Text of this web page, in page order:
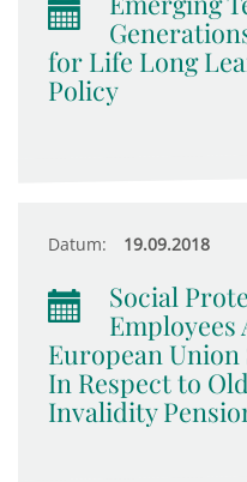
for Life Long
Policy
Datum: 19.09.2018
Social
European
In Respect to
Invalidity